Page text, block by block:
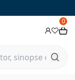
0